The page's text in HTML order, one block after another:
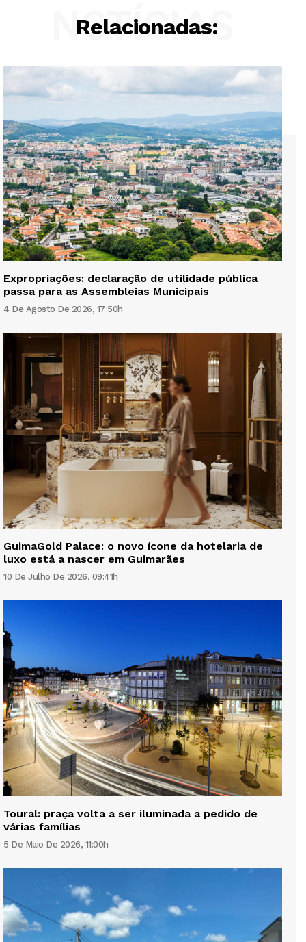
Relacionadas:
NOTÍCIAS
Expropriações: declaração de utilidade pública
passa para as Assembleias Municipais
4 De Agosto De 2026, 17:50h
GuimaGold Palace: o novo ícone da hotelaria de
luxo está a nascer em Guimarães
10 De Julho De 2026, 09:41h
Toural: praça volta a ser iluminada a pedido de
várias famílias
5 De Maio De 2026, 11:00h